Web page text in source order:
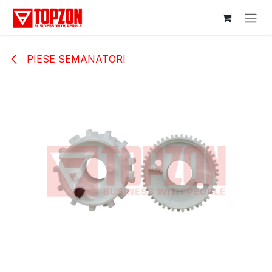
Sari la conținut
PIESE SEMANATORI